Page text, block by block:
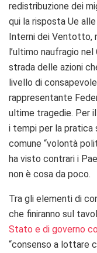
redistribuzione dei
qui la risposta Ue
Interni dei Ventotto,
l’ultimo naufragio
strada delle azioni
livello di
rappresentante
ultime tragedie. Per
i tempi per la pratica
comune “volontà
ha visto contrari i
non è cosa da poco.
Tra gli elementi di
che finiranno sul
Stato e di governo
“consenso a lottare